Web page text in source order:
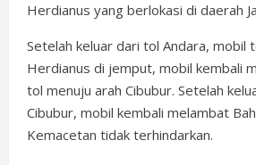
Herdianus yang berlokasi di daerah
Setelah keluar dari tol Andara, mobil
Herdianus di jemput, mobil kembali
tol menuju arah Cibubur. Setelah
Cibubur, mobil kembali melambat
Kemacetan tidak terhindarkan.